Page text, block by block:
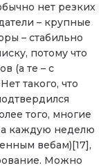
нет резких
– крупные
– стабильно
потому что
(а те – с
такого, что
того, многие
а каждую неделю
вебам)[17],
Можно